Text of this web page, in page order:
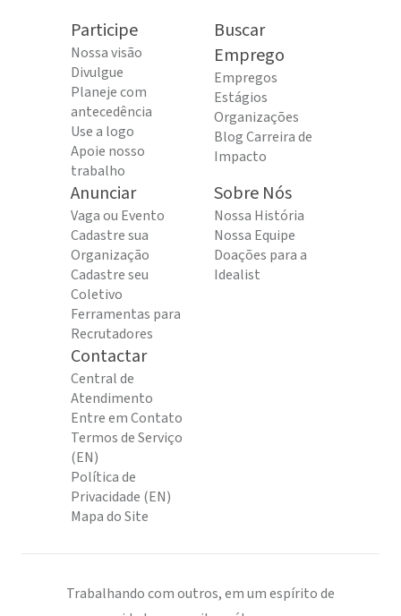
Participe
Nossa visão
Divulgue
Planeje com
antecedência
Use a logo
Apoie nosso
trabalho
Buscar
Emprego
Empregos
Estágios
Organizações
Blog Carreira de
Impacto
Anunciar
Vaga ou Evento
Cadastre sua
Organização
Cadastre seu
Coletivo
Ferramentas para
Recrutadores
Sobre Nós
Nossa História
Nossa Equipe
Doações para a
Idealist
Contactar
Central de
Atendimento
Entre em Contato
Termos de Serviço
(EN)
Política de
Privacidade (EN)
Mapa do Site
Trabalhando com outros, em um espírito de